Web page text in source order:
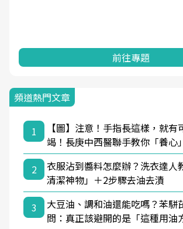
前往專題
頻道熱門文章
1
【圖】注意！手指長這樣，就有
竭！長庚中西醫聯手教你「養心
2
衣服沾到醬料怎麼辦？洗衣達人
清潔神物」＋2步驟去油去漬
3
大豆油、調和油還能吃嗎？苯駢
問：真正該避開的是「這種用油